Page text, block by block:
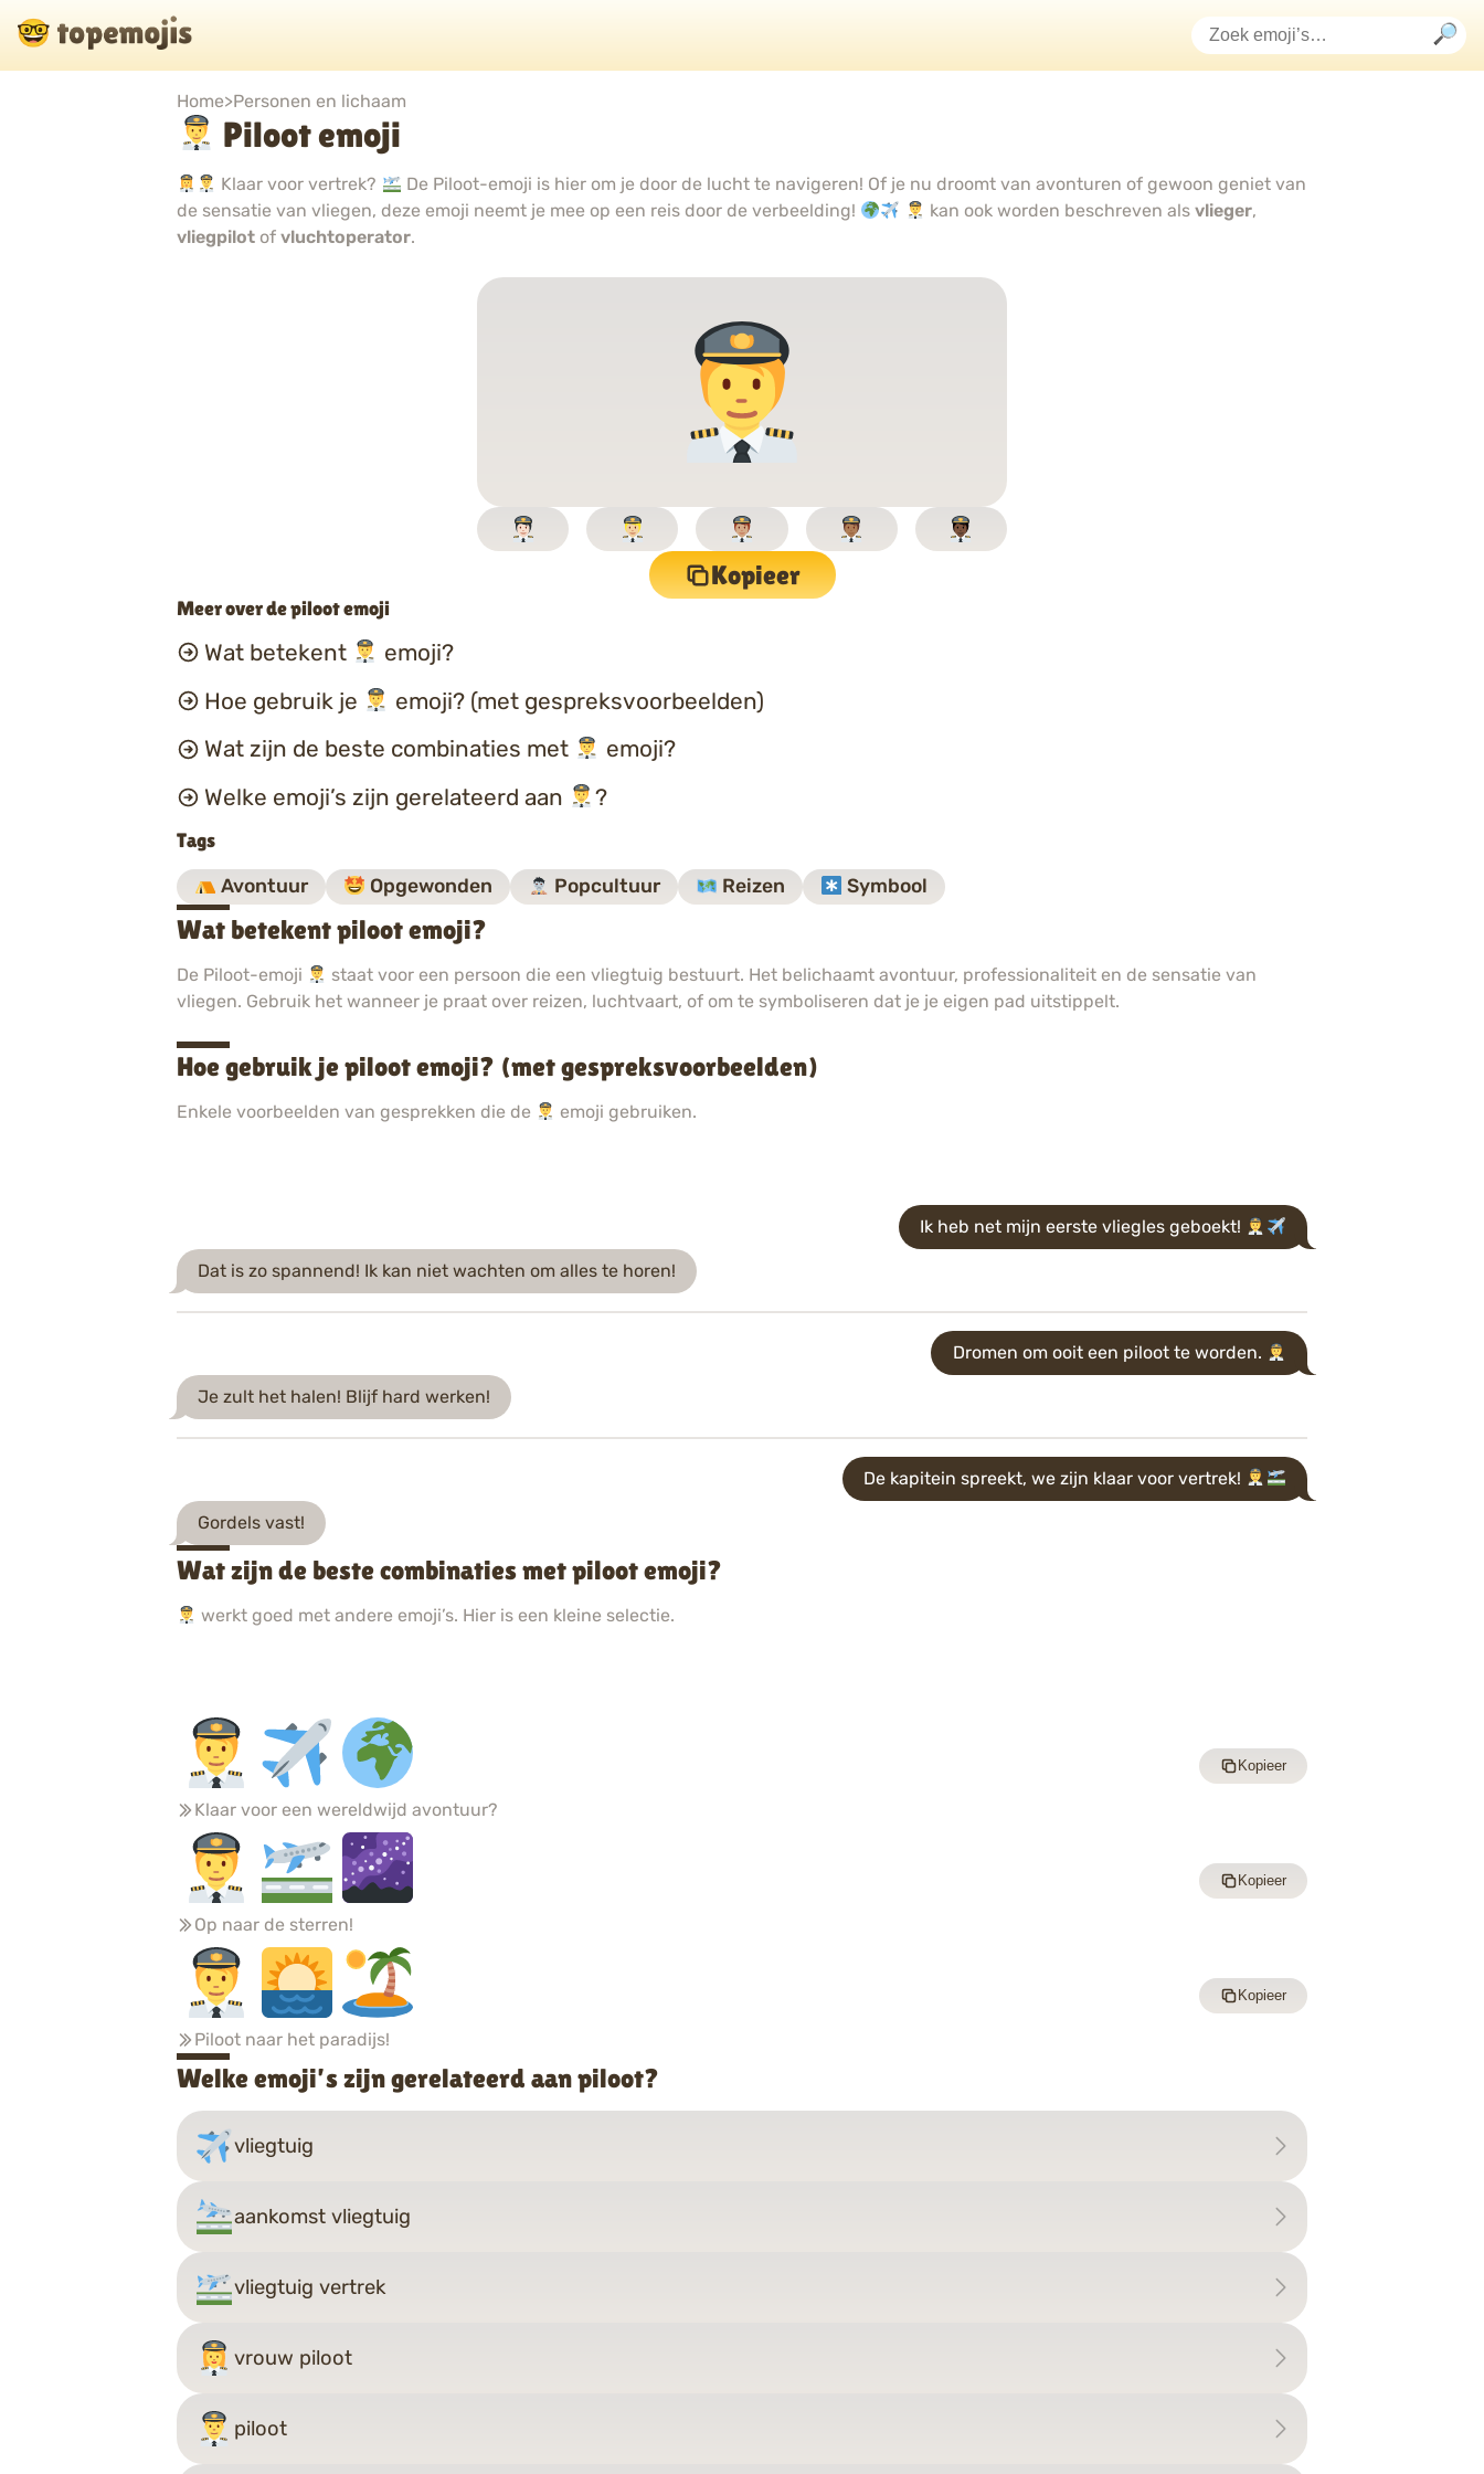
Home>Personen en lichaam
Piloot emoji
Klaar voor vertrek?
De Piloot-emoji is hier om je door de lucht te navigeren! Of je nu droomt van avonturen of gewoon geniet van
de sensatie van vliegen, deze emoji neemt je mee op een reis door de verbeelding!
kan ook worden beschreven als vlieger,
vliegpilot of vluchtoperator.
Kopieer
Meer over de piloot emoji
Wat betekent
emoji?
Hoe gebruik je
emoji? (met gespreksvoorbeelden)
Wat zijn de beste combinaties met
emoji?
Welke emoji’s zijn gerelateerd aan
?
Tags
Avontuur Opgewonden Popcultuur Reizen Symbool
Wat betekent piloot emoji?
De Piloot-emoji
staat voor een persoon die een vliegtuig bestuurt. Het belichaamt avontuur, professionaliteit en de sensatie van
vliegen. Gebruik het wanneer je praat over reizen, luchtvaart, of om te symboliseren dat je je eigen pad uitstippelt.
Hoe gebruik je piloot emoji? (met gespreksvoorbeelden)
Enkele voorbeelden van gesprekken die de emoji gebruiken.
Ik heb net mijn eerste vliegles geboekt!
Dat is zo spannend! Ik kan niet wachten om alles te horen!
Dromen om ooit een piloot te worden.
Je zult het halen! Blijf hard werken!
De kapitein spreekt, we zijn klaar voor vertrek!
Gordels vast!
Wat zijn de beste combinaties met piloot emoji?
werkt goed met andere emoji’s. Hier is een kleine selectie.
Klaar voor een wereldwijd avontuur?
Kopieer
Op naar de sterren!
Kopieer
Piloot naar het paradijs!
Kopieer
Welke emoji’s zijn gerelateerd aan piloot?
vliegtuig
aankomst vliegtuig
vliegtuig vertrek
vrouw piloot
piloot